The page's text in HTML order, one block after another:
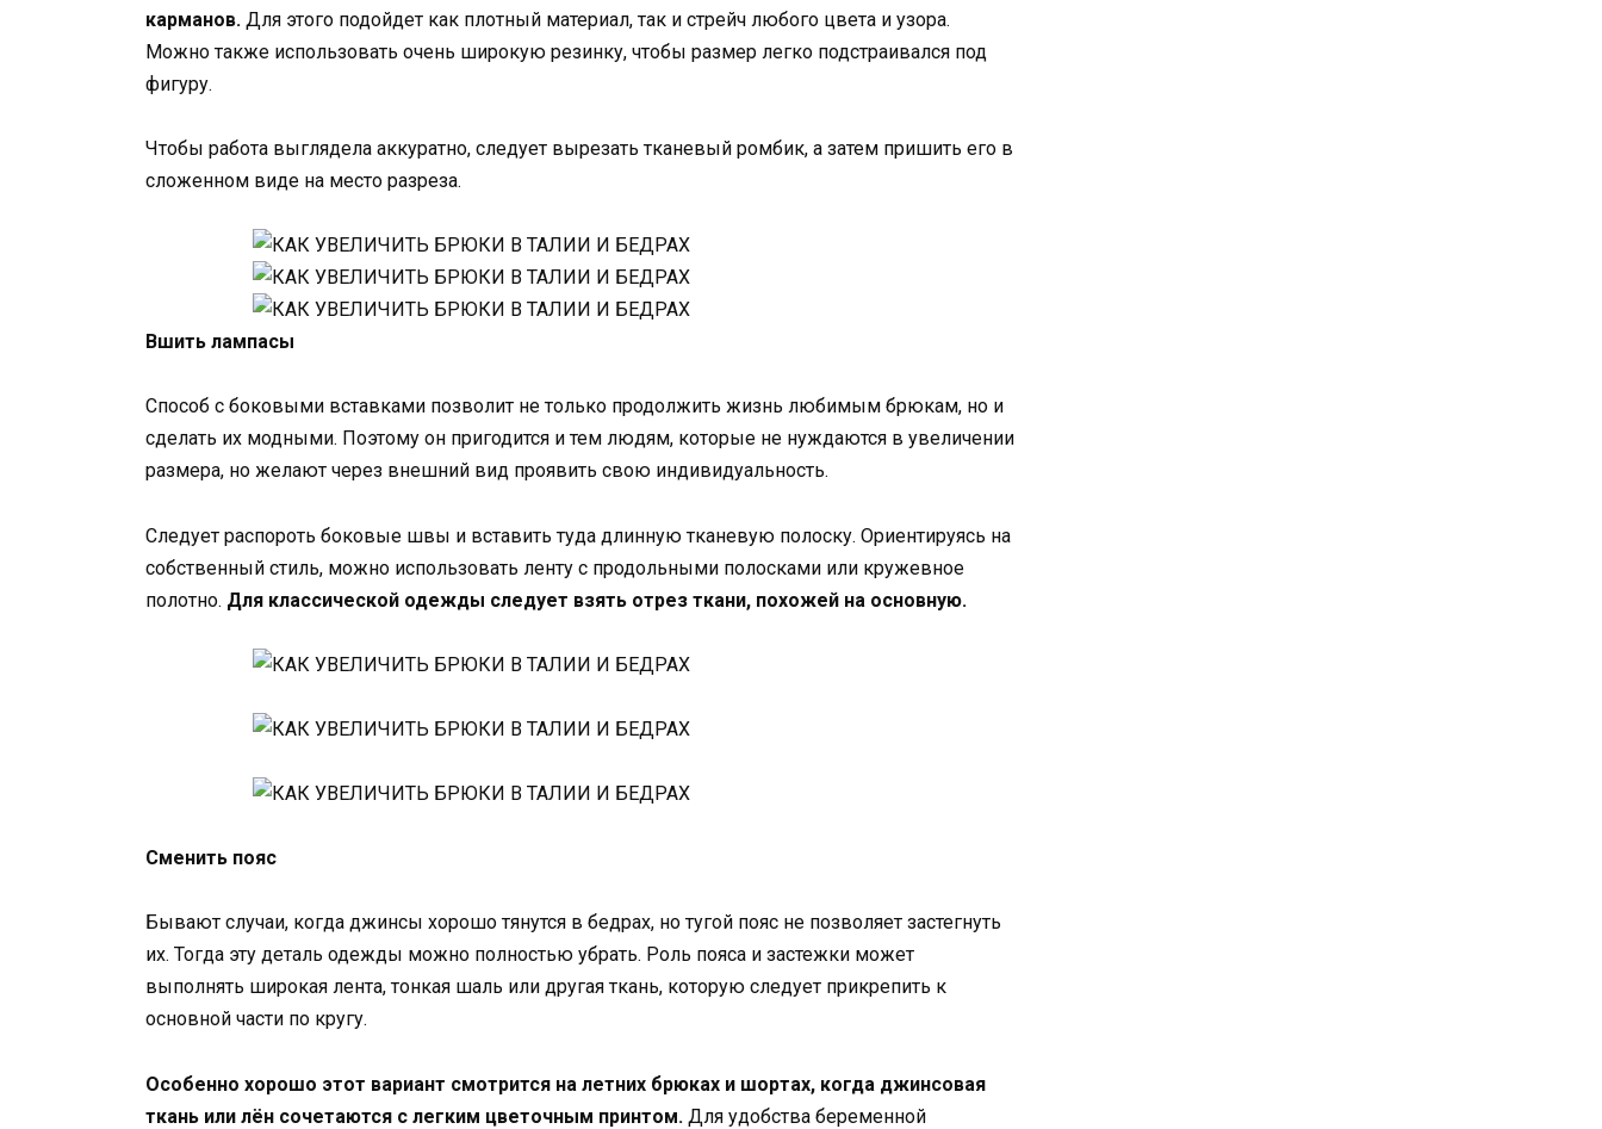
карманов. Для этого подойдет как плотный материал, так и стрейч любого цвета и узора.
Можно также использовать очень широкую резинку, чтобы размер легко подстраивался под
фигуру.
Чтобы работа выглядела аккуратно, следует вырезать тканевый ромбик, а затем пришить его в
сложенном виде на место разреза.
Вшить лампасы
Способ с боковыми вставками позволит не только продолжить жизнь любимым брюкам, но и
сделать их модными. Поэтому он пригодится и тем людям, которые не нуждаются в увеличении
размера, но желают через внешний вид проявить свою индивидуальность.
Следует распороть боковые швы и вставить туда длинную тканевую полоску. Ориентируясь на
собственный стиль, можно использовать ленту с продольными полосками или кружевное
полотно. Для классической одежды следует взять отрез ткани, похожей на основную.
Сменить пояс
Бывают случаи, когда джинсы хорошо тянутся в бедрах, но тугой пояс не позволяет застегнуть
их. Тогда эту деталь одежды можно полностью убрать. Роль пояса и застежки может
выполнять широкая лента, тонкая шаль или другая ткань, которую следует прикрепить к
основной части по кругу.
Особенно хорошо этот вариант смотрится на летних брюках и шортах, когда джинсовая
ткань или лён сочетаются с легким цветочным принтом. Для удобства беременной